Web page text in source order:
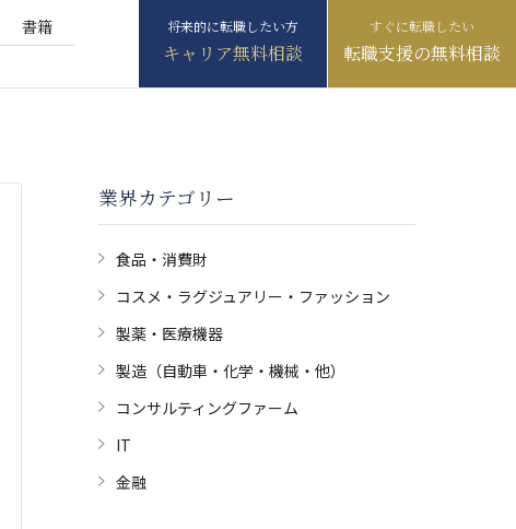
書籍
キャリア無料相談 転職支援の無料相談
業界カテゴリー
食品・消費財
コスメ・ラグジュアリー・ファッション
製薬・医療機器
製造（自動車・化学・機械・他）
コンサルティングファーム
IT
金融